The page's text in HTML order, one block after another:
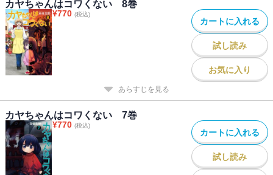
カヤちゃんはコワくない 8巻
¥770 (税込)
カートに入れる
試し読み
お気に入り
あらすじを見る
カヤちゃんはコワくない 7巻
¥770 (税込)
カートに入れる
試し読み